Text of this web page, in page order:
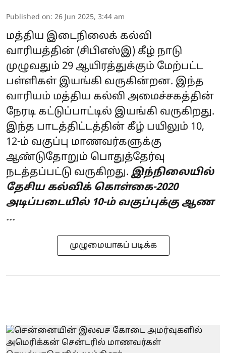
Published on: 26 Jun 2025, 3:44 am
மத்திய இடைநிலைக் கல்வி
வாரியத்தின் (சிபிஎஸ்இ) கீழ் நாடு
முழுவதும் 29 ஆயிரத்துக்கும் மேற்பட்ட
பள்ளிகள் இயங்கி வருகின்றன. இந்த
வாரியம் மத்திய கல்வி அமைச்சகத்தின்
நேரடி கட்டுப்பாட்டில் இயங்கி வருகிறது.
இந்த பாடத்திட்டத்தின் கீழ் பயிலும் 10,
12-ம் வகுப்பு மாணவர்களுக்கு
ஆண்டுதோறும் பொதுத்தேர்வு
நடத்தப்பட்டு வருகிறது. இந்நிலையில்
தேசிய கல்விக் கொள்கை-2020
அடிப்படையில் 10-ம் வகுப்புக்கு ஆண
...
முழுமையாகப் படிக்க